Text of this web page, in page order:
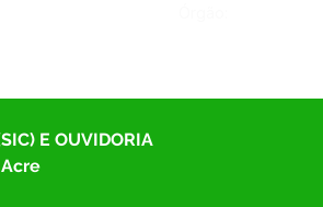
E OUVIDORIA